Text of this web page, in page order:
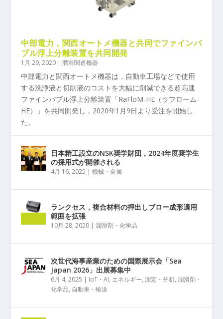
中部電力，関西オートメ機器と共同でファインバ
ブル浮上分離装置を共同開発
1月 29, 2020 |潤滑関連機器
中部電力と関西オートメ機器は，自動車工場などで使用
する洗浄液と切削液のコストを大幅に削減できる超高速
ファインバブル浮上分離装置「RaFloM-HE（ラフローム-
HE）」を共同開発し，2020年1月9日より受注を開始し
た。
日本精工設立のNSK奨学財団，2024年度奨学生
の採用式が開催される
4月 16, 2025 |機械・金属
ランクセス，複合材料の押出しブロー成形適用
範囲を拡張
10月 28, 2020 |潤滑剤・化学品
次世代海事産業のための国際展示会「Sea
Japan 2026」出展募集中
6月 4, 2025 | IoT・AI, エネルギー,測定・分析,潤滑剤・
化学品, 自動車・輸送